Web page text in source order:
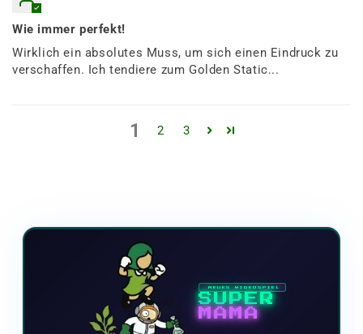
Wie immer perfekt!
Wirklich ein absolutes Muss, um sich einen Eindruck zu
verschaffen. Ich tendiere zum Golden Static...
1 2 3
NEUES VIDEOSPIEL
SUPER
MAMA